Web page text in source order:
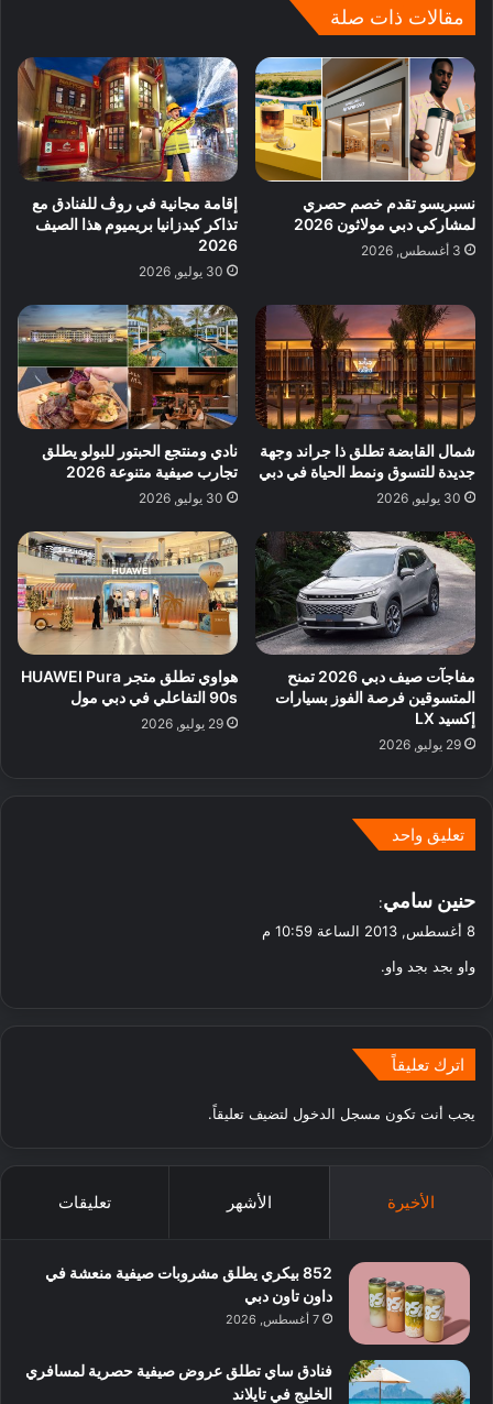
مقالات ذات صلة
نسبريسو تقدم خصم حصري
لمشاركي دبي مولاثون 2026
3 أغسطس, 2026
إقامة مجانية في روڤ للفنادق مع
تذاكر كيدزانيا بريميوم هذا الصيف
2026
30 يوليو, 2026
شمال القابضة تطلق ذا جراند وجهة
جديدة للتسوق ونمط الحياة في دبي
30 يوليو, 2026
نادي ومنتجع الحبتور للبولو يطلق
تجارب صيفية متنوعة 2026
30 يوليو, 2026
مفاجآت صيف دبي 2026 تمنح
المتسوقين فرصة الفوز بسيارات
إكسيد LX
29 يوليو, 2026
هواوي تطلق متجر HUAWEI Pura
90s التفاعلي في دبي مول
29 يوليو, 2026
تعليق واحد
ي
ق
ل
حنين سامي:
8 أغسطس, 2013 الساعة 10:59 م
واو بجد بجد واو.
اترك تعليقاً
يجب أنت تكون مسجل الدخول لتضيف تعليقاً.
الأخيرة الأشهر تعليقات
852 بيكري يطلق مشروبات صيفية منعشة في
داون تاون دبي
7 أغسطس, 2026
فنادق ساي تطلق عروض صيفية حصرية لمسافري
الخليج في تايلاند